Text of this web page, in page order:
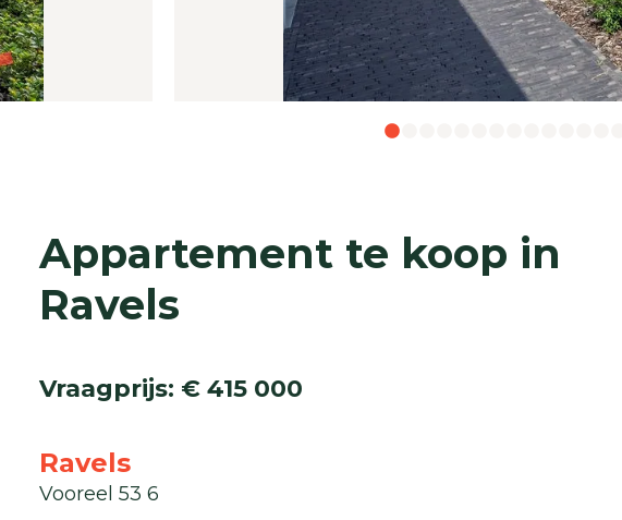
Appartement te koop in
Ravels
Vraagprijs: € 415 000
Ravels
Vooreel 53 6